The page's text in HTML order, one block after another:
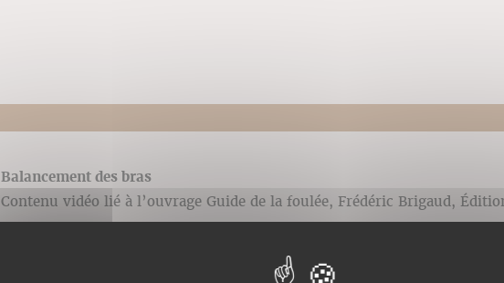
Balancement des bras
Contenu vidéo lié à l’ouvrage Guide de la foulée, Frédéric Brigaud,